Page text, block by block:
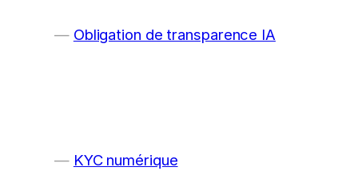
Obligation de transparence IA
KYC numérique